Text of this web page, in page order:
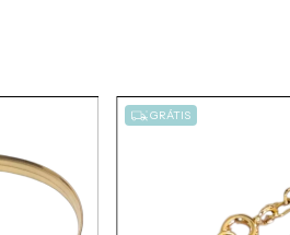
GRÁTIS